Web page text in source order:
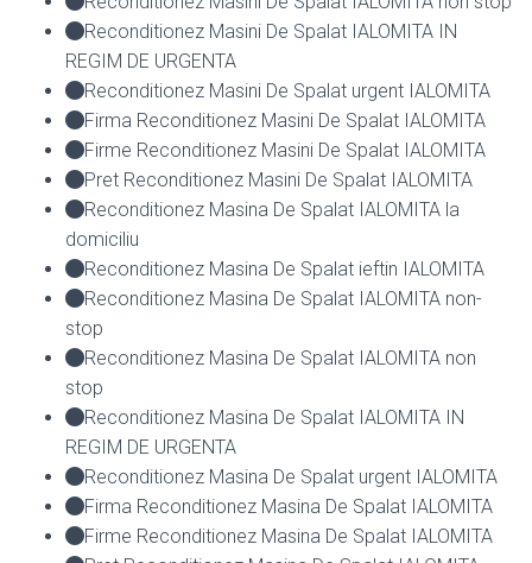
Reconditionez Masini De Spalat IALOMITA IN
REGIM DE URGENTA
Reconditionez Masini De Spalat urgent IALOMITA
Firma Reconditionez Masini De Spalat IALOMITA
Firme Reconditionez Masini De Spalat IALOMITA
Pret Reconditionez Masini De Spalat IALOMITA
Reconditionez Masina De Spalat IALOMITA la
domiciliu
Reconditionez Masina De Spalat ieftin IALOMITA
Reconditionez Masina De Spalat IALOMITA non-
stop
Reconditionez Masina De Spalat IALOMITA non
stop
Reconditionez Masina De Spalat IALOMITA IN
REGIM DE URGENTA
Reconditionez Masina De Spalat urgent IALOMITA
Firma Reconditionez Masina De Spalat IALOMITA
Firme Reconditionez Masina De Spalat IALOMITA